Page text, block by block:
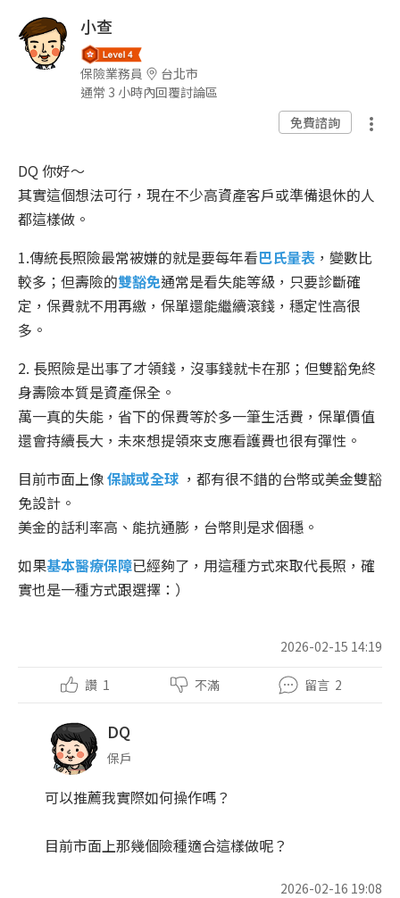
小查
保險業務員
台北市
通常 3 小時內回覆討論區
免費諮詢
DQ 你好～
其實這個想法可行，現在不少高資產客戶或準備退休的人
都這樣做。
1.傳統長照險最常被嫌的就是要每年看巴氏量表 ，變數比
較多；但壽險的雙豁免通常是看失能等級，只要診斷確
定，保費就不用再繳，保單還能繼續滾錢，穩定性高很
多。
2. 長照險是出事了才領錢，沒事錢就卡在那；但雙豁免終
身壽險本質是資產保全。
萬一真的失能，省下的保費等於多一筆生活費，保單價值
還會持續長大，未來想提領來支應看護費也很有彈性。
目前市面上像保誠或全球 ，都有很不錯的台幣或美金雙豁
免設計。
美金的話利率高、能抗通膨，台幣則是求個穩。
如果基本醫療保障已經夠了，用這種方式來取代長照，確
實也是一種方式跟選擇：）
2026-02-15 14:19
讚 1 不滿 留言 2
DQ
保戶
可以推薦我實際如何操作嗎？
目前市面上那幾個險種適合這樣做呢？
2026-02-16 19:08